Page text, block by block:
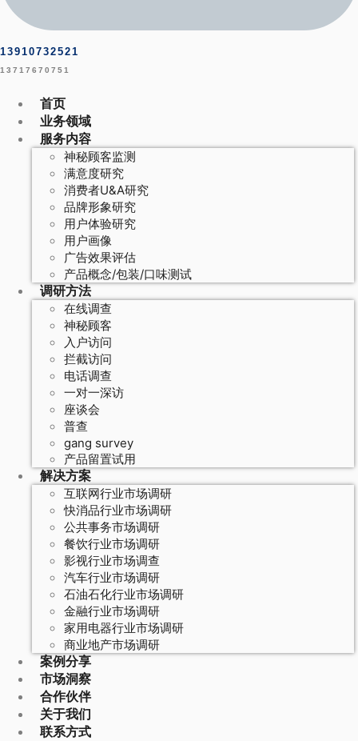
13910732521
13717670751
首页
业务领域
服务内容
神秘顾客监测
满意度研究
消费者U&A研究
品牌形象研究
用户体验研究
用户画像
广告效果评估
产品概念/包装/口味测试
调研方法
在线调查
神秘顾客
入户访问
拦截访问
电话调查
一对一深访
座谈会
普查
gang survey
产品留置试用
解决方案
互联网行业市场调研
快消品行业市场调研
公共事务市场调研
餐饮行业市场调研
影视行业市场调查
汽车行业市场调研
石油石化行业市场调研
金融行业市场调研
家用电器行业市场调研
商业地产市场调研
案例分享
市场洞察
合作伙伴
关于我们
联系方式